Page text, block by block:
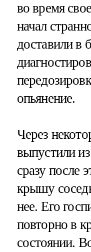
во время
начал
доставили в
опьянение.
Через
выпустили
сразу после
крышу
нее. Его
повторно в
состоянии.